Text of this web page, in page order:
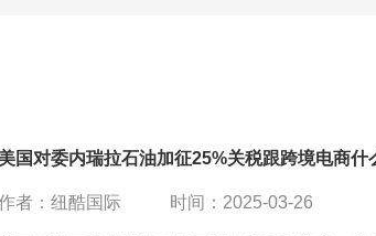
美国对委内瑞拉石油加征25%关税跟跨境电商什
者：纽酷国际 时间：2025-03-26